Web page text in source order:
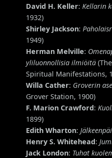
David H. Keller: Kellarin
1932)
Shirley Jackson:
1949)
Herman Melville:
yliluonnollisia ilmiöitä
Spiritual Manifestations,
Willa Cather: Groverin
Grover Station, 1900)
F. Marion Crawford:
1899)
Edith Wharton:
Henry S. Whitehead:
Jack London: Tuhat